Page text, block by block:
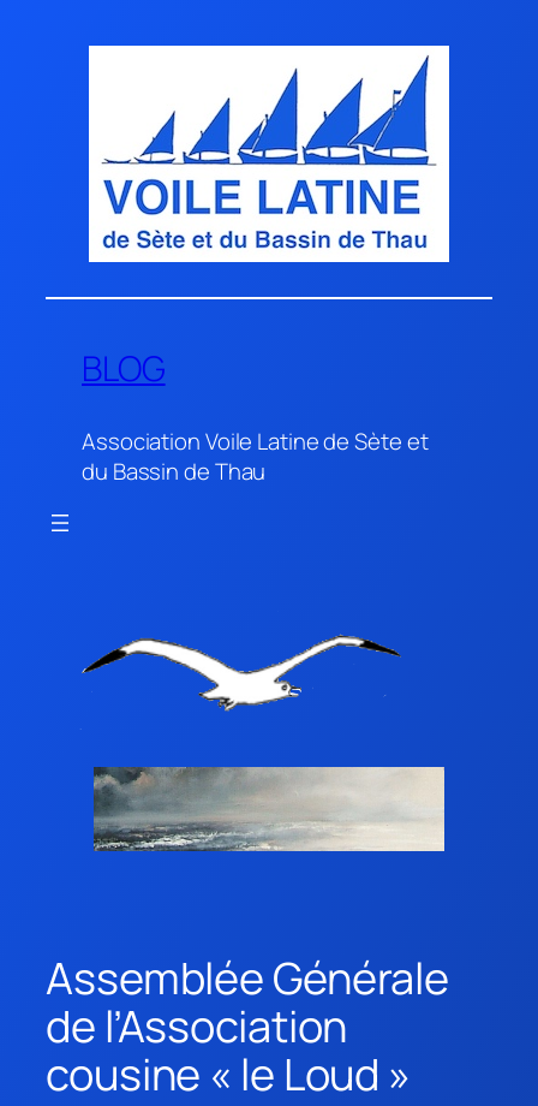
BLOG
Association Voile Latine de Sète et
du Bassin de Thau
Assemblée Générale
de l’Association
cousine « le Loud »